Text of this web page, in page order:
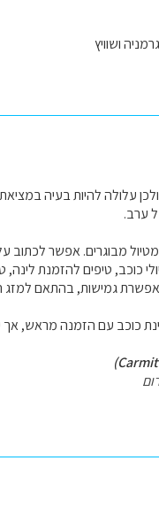
ושוויץ
ולכן עלולה להיות בעיה
ערב.
מטיול מבוגרים. אפשר
כוכב, טיפים להזמנת לינה,
גמישות, בהתאם למזג
כוכב עם הזמנה מראש, אך